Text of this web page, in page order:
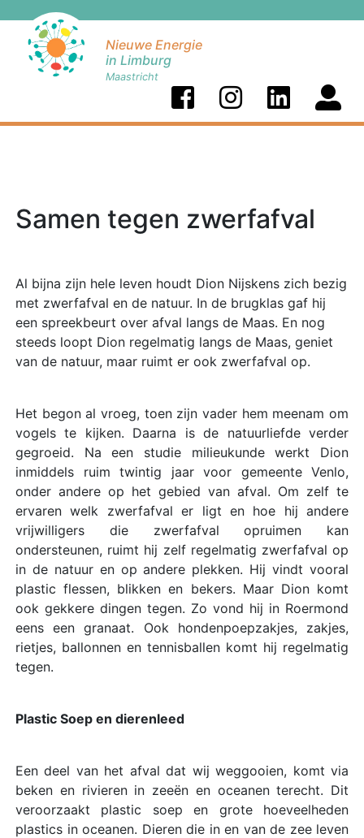
Nieuwe Energie
in Limburg
Maastricht
Samen tegen zwerfafval
Al bijna zijn hele leven houdt Dion Nijskens zich bezig
met zwerfafval en de natuur. In de brugklas gaf hij
een spreekbeurt over afval langs de Maas. En nog
steeds loopt Dion regelmatig langs de Maas, geniet
van de natuur, maar ruimt er ook zwerfafval op.
Het begon al vroeg, toen zijn vader hem meenam om
vogels te kijken. Daarna is de natuurliefde verder
gegroeid. Na een studie milieukunde werkt Dion
inmiddels ruim twintig jaar voor gemeente Venlo,
onder andere op het gebied van afval. Om zelf te
ervaren welk zwerfafval er ligt en hoe hij andere
vrijwilligers die zwerfafval opruimen kan
ondersteunen, ruimt hij zelf regelmatig zwerfafval op
in de natuur en op andere plekken. Hij vindt vooral
plastic flessen, blikken en bekers. Maar Dion komt
ook gekkere dingen tegen. Zo vond hij in Roermond
eens een granaat. Ook hondenpoepzakjes, zakjes,
rietjes, ballonnen en tennisballen komt hij regelmatig
tegen.
Plastic Soep en dierenleed
Een deel van het afval dat wij weggooien, komt via
beken en rivieren in zeeën en oceanen terecht. Dit
veroorzaakt plastic soep en grote hoeveelheden
plastics in oceanen. Dieren die in en van de zee leven